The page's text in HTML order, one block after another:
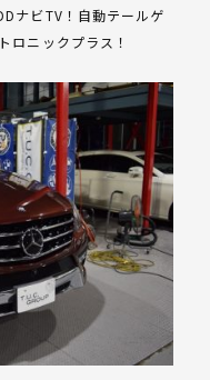
ナビTV！自動テールゲ
ロニックプラス！